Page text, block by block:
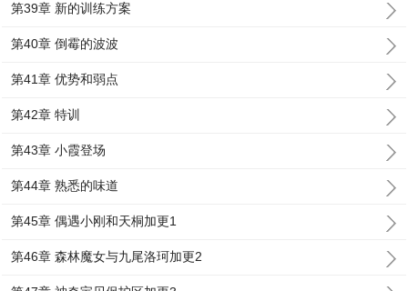
第39章 新的训练方案
第40章 倒霉的波波
第41章 优势和弱点
第42章 特训
第43章 小霞登场
第44章 熟悉的味道
第45章 偶遇小刚和天桐加更1
第46章 森林魔女与九尾洛珂加更2